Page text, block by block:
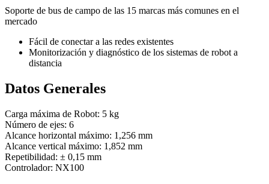
Soporte de bus de campo de las 15 marcas más comunes en el
mercado
Fácil de conectar a las redes existentes
Monitorización y diagnóstico de los sistemas de robot a
distancia
Datos Generales
Carga máxima de Robot: 5 kg
Número de ejes: 6
Alcance horizontal máximo: 1,256 mm
Alcance vertical máximo: 1,852 mm
Repetibilidad: ± 0,15 mm
Controlador: NX100